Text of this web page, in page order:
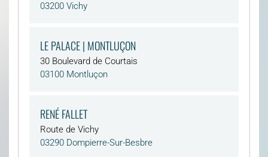
03200 Vichy
LE PALACE | MONTLUÇON
30 Boulevard de Courtais
03100 Montluçon
RENÉ FALLET
Route de Vichy
03290 Dompierre-Sur-Besbre